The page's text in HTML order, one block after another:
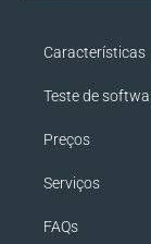
Características
Teste de
Preços
Serviços
FAQs